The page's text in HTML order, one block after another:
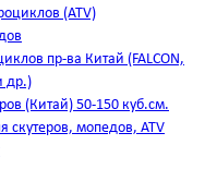
(ATV)
пр-ва Китай (FALCON,
др.)
(Китай) 50-150 куб.см.
скутеров, мопедов, ATV